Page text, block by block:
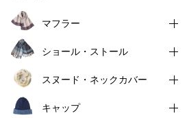
マフラー
ショール・ストール
スヌード・ネックカバー
キャップ